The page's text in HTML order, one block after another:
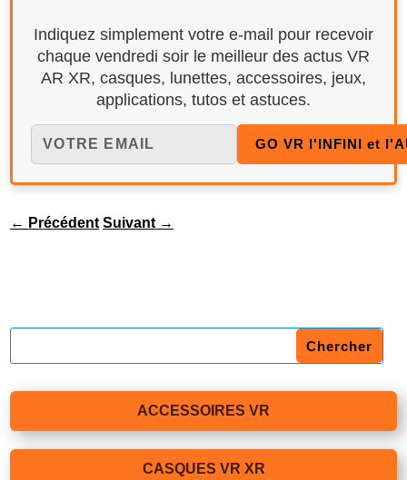
Indiquez simplement votre e-mail pour recevoir
chaque vendredi soir le meilleur des actus VR
AR XR, casques, lunettes, accessoires, jeux,
applications, tutos et astuces.
← Précédent Suivant →
ACCESSOIRES VR
CASQUES VR XR